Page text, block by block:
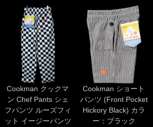
Cookman クックマ
ン Chef Pants シェ
フパンツ ルーズフィ
ット イージーパンツ
Cookman ショート
パンツ (Front Pocket
Hickory Black) カラ
ー：ブラック